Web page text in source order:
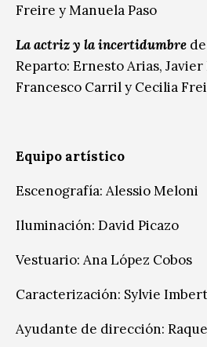
Freire y Manuela Paso
La actriz y la incertidumbre
Reparto: Ernesto Arias, Javier
Francesco Carril y Cecilia
Equipo artístico
Escenografía: Alessio Meloni
Iluminación: David Picazo
Vestuario: Ana López Cobos
Caracterización: Sylvie Imbert
Ayudante de dirección: